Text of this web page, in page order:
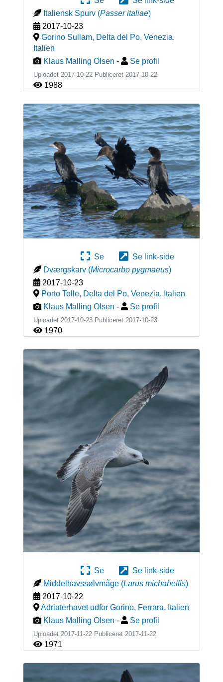
Italiensk Spurv (Passer italiae)
2017-10-23
Gorino Sullam, Delta del Po, Venezia,
Italien
Klaus Malling Olsen - Se profil
Uploadet 2017-10-22 Publiceret 2017-10-22
1988
Se
Se link-side
Dværgskarv (Microcarbo pygmaeus)
2017-10-23
Porto Tolle, Delta del Po, Venezia, Italien
Klaus Malling Olsen - Se profil
Uploadet 2017-10-23 Publiceret 2017-10-23
1970
Se
Se link-side
Middelhavssølvmåge (Larus michahellis)
2017-10-22
Adriaterhavet udfor Gorino, Ferrara, Italien
Klaus Malling Olsen - Se profil
Uploadet 2017-11-22 Publiceret 2017-11-22
1971